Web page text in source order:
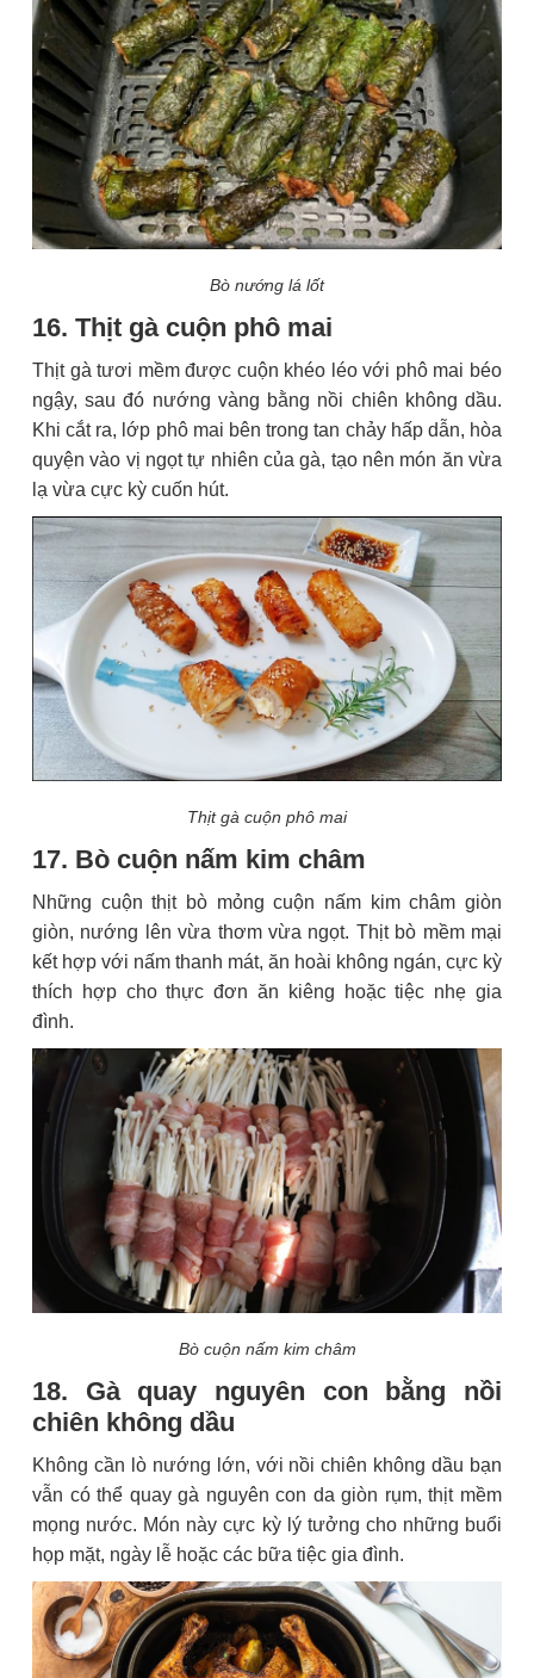
Bò nướng lá lốt
16. Thịt gà cuộn phô mai
Thịt gà tươi mềm được cuộn khéo léo với phô mai béo
ngậy, sau đó nướng vàng bằng nồi chiên không dầu.
Khi cắt ra, lớp phô mai bên trong tan chảy hấp dẫn, hòa
quyện vào vị ngọt tự nhiên của gà, tạo nên món ăn vừa
lạ vừa cực kỳ cuốn hút.
Thịt gà cuộn phô mai
17. Bò cuộn nấm kim châm
Những cuộn thịt bò mỏng cuộn nấm kim châm giòn
giòn, nướng lên vừa thơm vừa ngọt. Thịt bò mềm mại
kết hợp với nấm thanh mát, ăn hoài không ngán, cực kỳ
thích hợp cho thực đơn ăn kiêng hoặc tiệc nhẹ gia
đình.
Bò cuộn nấm kim châm
18. Gà quay nguyên con bằng nồi
chiên không dầu
Không cần lò nướng lớn, với nồi chiên không dầu bạn
vẫn có thể quay gà nguyên con da giòn rụm, thịt mềm
mọng nước. Món này cực kỳ lý tưởng cho những buổi
họp mặt, ngày lễ hoặc các bữa tiệc gia đình.